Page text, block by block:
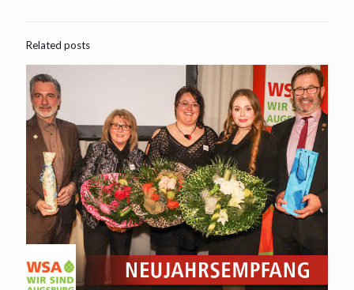
Related posts